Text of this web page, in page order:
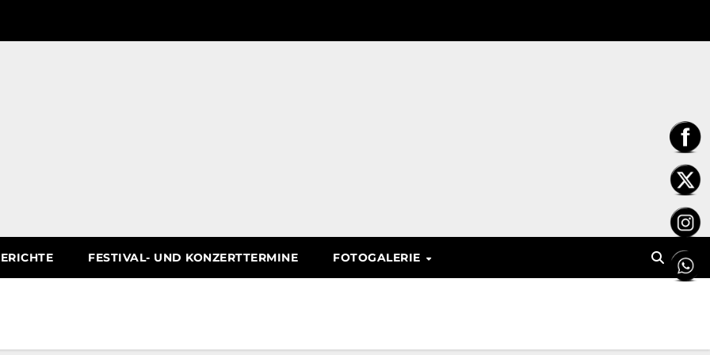
FESTIVAL- UND KONZERTTERMINE FOTOGALERIE